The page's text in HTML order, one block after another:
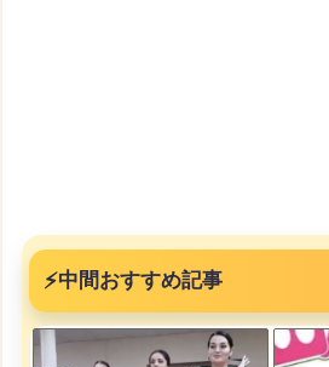
⚡中間おすすめ記事